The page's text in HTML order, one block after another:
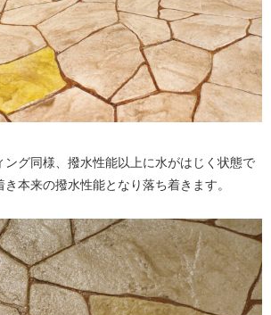
ング同様、撥水性能以上に水がはじく状態で
本来の撥水性能となり落ち着きます。